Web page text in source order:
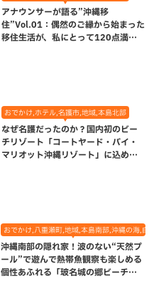
アナウンサーが語る”沖縄移
住”Vol.01：偶然のご縁から始まった
移住生活が、私にとって120点満点
おでかけ,ホテル,名護市,地域,本島北部
なぜ名護だったのか？国内初のビー
チリゾート「コートヤード・バイ・
マリオット沖縄リゾート」に込めら
おでかけ,八重瀬町,地域,本島南部,沖縄の海,自
沖縄南部の隠れ家！波のない“天然プ
ール”で遊んで熱帯魚観察も楽しめる
個性あふれる「玻名城の郷ビーチ」